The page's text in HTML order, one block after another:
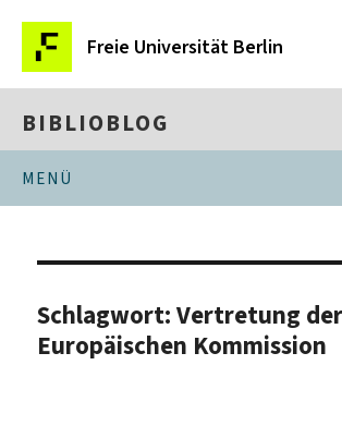
Freie Universität Berlin
BIBLIOBLOG
MENÜ
Schlagwort:Vertretung der
Europäischen Kommission